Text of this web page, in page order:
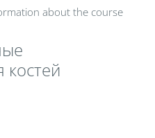
about the course